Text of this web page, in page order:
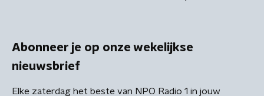
Abonneer je op onze wekelijkse
nieuwsbrief
Elke zaterdag het beste van NPO Radio 1 in jouw